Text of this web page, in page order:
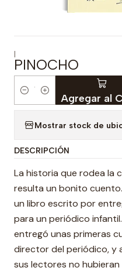
|
PINOCHO
Cantidad Agregar al
Mostrar stock de
DESCRIPCIÓN
La historia que rodea la
resulta un bonito
un libro escrito por
para un periódico
entregó unas primeras
director del periódico, y
sus lectores no